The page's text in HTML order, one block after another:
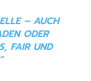
– AUCH
ODER
FAIR UND